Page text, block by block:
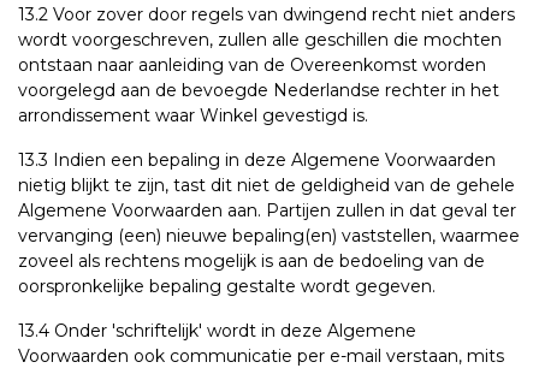
13.2 Voor zover door regels van dwingend recht niet anders
wordt voorgeschreven, zullen alle geschillen die mochten
ontstaan naar aanleiding van de Overeenkomst worden
voorgelegd aan de bevoegde Nederlandse rechter in het
arrondissement waar Winkel gevestigd is.
13.3 Indien een bepaling in deze Algemene Voorwaarden
nietig blijkt te zijn, tast dit niet de geldigheid van de gehele
Algemene Voorwaarden aan. Partijen zullen in dat geval ter
vervanging (een) nieuwe bepaling(en) vaststellen, waarmee
zoveel als rechtens mogelijk is aan de bedoeling van de
oorspronkelijke bepaling gestalte wordt gegeven.
13.4 Onder 'schriftelijk' wordt in deze Algemene
Voorwaarden ook communicatie per e-mail verstaan, mits